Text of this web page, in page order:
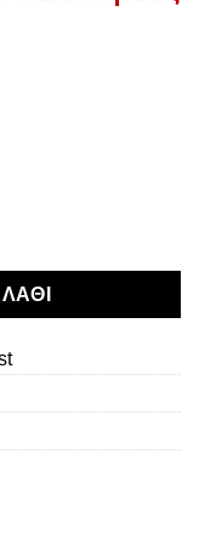
Κάλτσες (2 Ζευγάρια)